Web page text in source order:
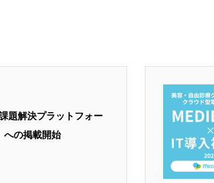
題解決プラットフォー
の掲載開始